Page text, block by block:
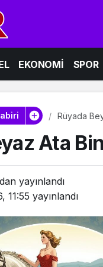
EKONOMİ SPOR
Rüyada
Ata
yayınlandı
11:55 yayınlandı